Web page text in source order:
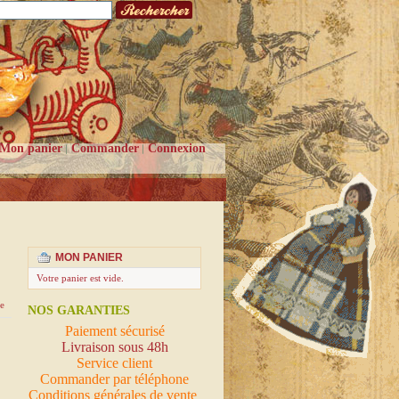
Mon panier Commander Connexion
MON PANIER
Votre panier est vide.
NOS GARANTIES
Paiement sécurisé
Livraison sous 48h
Service client
Commander par téléphone
Conditions générales de vente